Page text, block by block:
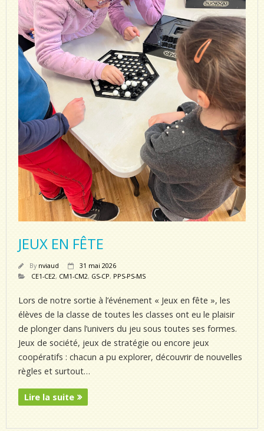
JEUX EN FÊTE
By nviaud
31 mai 2026
CE1-CE2, CM1-CM2, GS-CP, PPS-PS-MS
Lors de notre sortie à l’événement « Jeux en fête », les
élèves de la classe de toutes les classes ont eu le plaisir
de plonger dans l’univers du jeu sous toutes ses formes.
Jeux de société, jeux de stratégie ou encore jeux
coopératifs : chacun a pu explorer, découvrir de nouvelles
règles et surtout…
Lire la suite